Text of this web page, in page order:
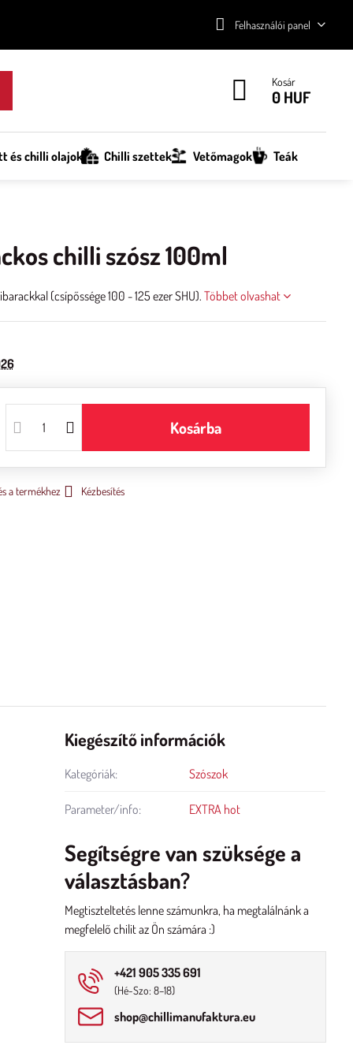
Felhasználói panel
Kosár
0 HUF
és chilli olajok Chilli szettek Vetőmagok Teák
chilli szósz 100ml
(csípőssége 100 - 125 ezer SHU).Többet olvashat
Kosárba
a termékhez Kézbesítés
Kiegészítő információk
Kategóriák: Szószok
Parameter/info: EXTRA hot
Segítségre van szüksége a
választásban?
Megtiszteltetés lenne számunkra, ha megtalálnánk a
megfelelő chilit az Ön számára :)
+421 905 335 691
(Hé-Szo: 8–18)
shop​@chillimanufaktura​.eu